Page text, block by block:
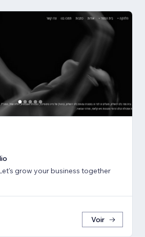
grow your business together
Voir